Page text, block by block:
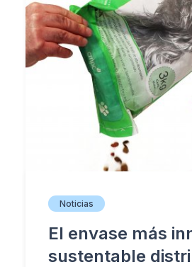
Noticias
El envase más
sustentable